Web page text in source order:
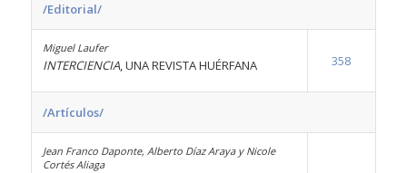
/Editorial/
Miguel Laufer
INTERCIENCIA, UNA REVISTA HUÉRFANA 358
/Artículos/
Jean Franco Daponte, Alberto Díaz Araya y Nicole
Cortés Aliaga